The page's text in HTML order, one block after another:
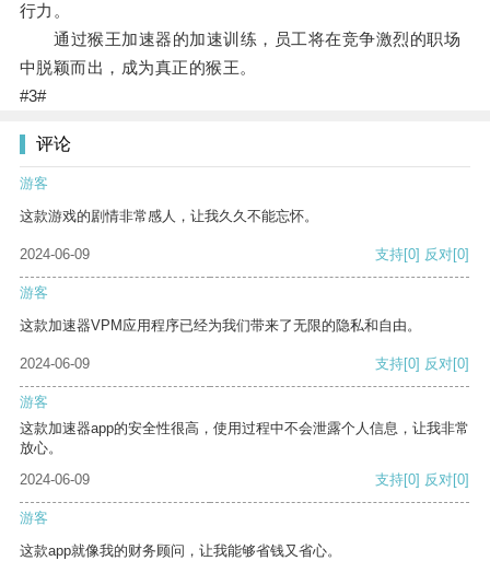
行力。
通过猴王加速器的加速训练，员工将在竞争激烈的职场
中脱颖而出，成为真正的猴王。
#3#
评论
游客
这款游戏的剧情非常感人，让我久久不能忘怀。
2024-06-09 支持[0] 反对[0]
游客
这款加速器VPM应用程序已经为我们带来了无限的隐私和自由。
2024-06-09 支持[0] 反对[0]
游客
这款加速器app的安全性很高，使用过程中不会泄露个人信息，让我非常
放心。
2024-06-09
支持[0] 反对[0]
游客
这款app就像我的财务顾问，让我能够省钱又省心。